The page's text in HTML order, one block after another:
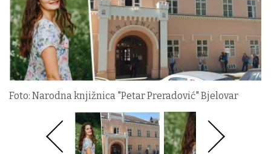
Foto: Narodna knjižnica "Petar Preradović" Bjelovar